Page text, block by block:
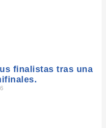
finalistas tras una